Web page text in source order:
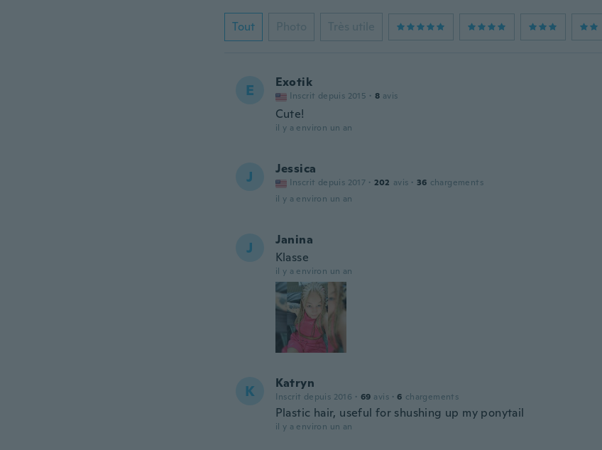
Tout Photo Très utile
E Exotik
Inscrit depuis 2015 · 8 avis
Cute!
il y a environ un an
J Jessica
Inscrit depuis 2017 · 202 avis · 36 chargements
il y a environ un an
J
Janina
Klasse
il y a environ un an
K Katryn
Inscrit depuis 2016 · 69 avis · 6 chargements
Plastic hair, useful for shushing up my ponytail
il y a environ un an